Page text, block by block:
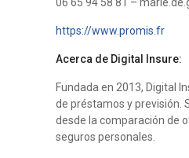
https://www.promis.fr
Acerca de Digital Insure:
Fundada en 2013, Digital
de préstamos y previsión.
desde la comparación de
seguros personales.